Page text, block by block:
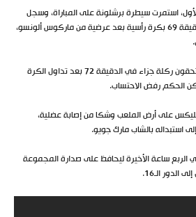
استمرت سيطرة برشلونة على المباراة، وسجل
فيرمين لوبيز هدفاً ثالثاً في الدقيقة 69 بكرة رأسية بعد عرضية من ماركوس ألونسو،
احتج لاعبو برشلونة بأنهم يستحقون ركلة جزاء في الدقيقة 72 بعد تداول الكرة
الحكم رفض الاحتساب.
جواو فيليكس على أرض الملعب وشكا من إصابة عضلية،
استبداله بالشاب مارك جويو.
الربع ساعة الأخيرة ليحافظ على صدارة المجموعة